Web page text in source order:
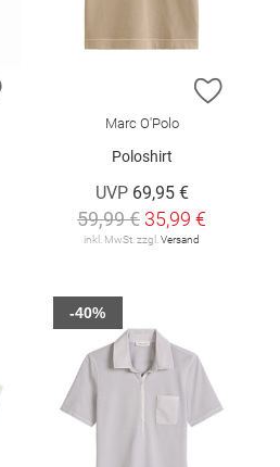
ZUR WUNSCHLISTE HINZUFÜGEN
ZUR
Marc O'Polo
Poloshirt
UVP 69,95 €
59,99 € 35,99 €
inkl. MwSt. zzgl. Versand
-40%